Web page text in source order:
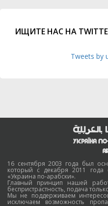
ИЩИТЕ НАС НА
Tweets by
16 сентября 2003 года был
который с декабря 2011
«Украина по-арабски».
Главный принцип нашей
беспристрастность, подача
Мы не поддерживаем
исключаем возможность